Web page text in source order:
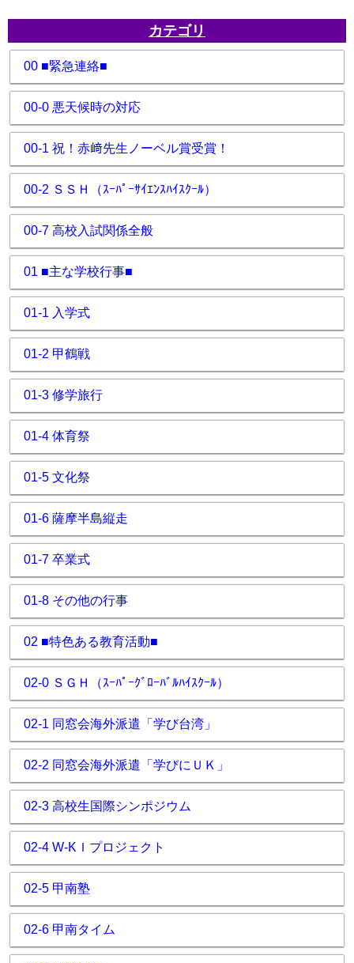
カテゴリ
00 ■緊急連絡■
00-0 悪天候時の対応
00-1 祝！赤﨑先生ノーベル賞受賞！
00-2 ＳＳＨ（ｽｰﾊﾟｰｻｲｴﾝｽﾊｲｽｸｰﾙ）
00-7 高校入試関係全般
01 ■主な学校行事■
01-1 入学式
01-2 甲鶴戦
01-3 修学旅行
01-4 体育祭
01-5 文化祭
01-6 薩摩半島縦走
01-7 卒業式
01-8 その他の行事
02 ■特色ある教育活動■
02-0 ＳＧＨ（ｽｰﾊﾟｰｸﾞﾛｰﾊﾞﾙﾊｲｽｸｰﾙ）
02-1 同窓会海外派遣「学び台湾」
02-2 同窓会海外派遣「学びにＵＫ」
02-3 高校生国際シンポジウム
02-4 W-KＩプロジェクト
02-5 甲南塾
02-6 甲南タイム